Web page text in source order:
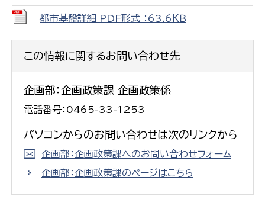
都市基盤詳細 PDF形式 ：63.6ＫＢ
この情報に関するお問い合わせ先
企画部：企画政策課 企画政策係
電話番号：0465-33-1253
パソコンからのお問い合わせは次のリンクから
企画部：企画政策課へのお問い合わせフォーム
企画部：企画政策課のページはこちら